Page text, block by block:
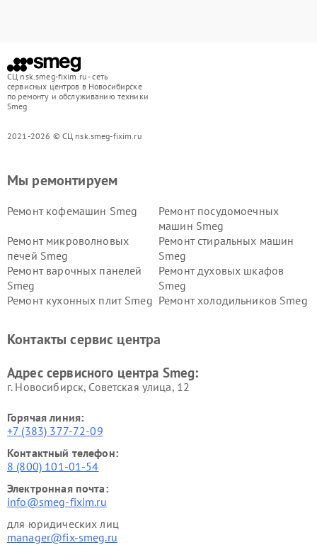
СЦ nsk.smeg-fixim.ru - сеть
сервисных центров в Новосибирске
по ремонту и обслуживанию техники
Smeg
2021-2026 © СЦ nsk.smeg-fixim.ru
Мы ремонтируем
Ремонт кофемашин Smeg
Ремонт посудомоечных
машин Smeg
Ремонт микроволновых
печей Smeg
Ремонт стиральных машин
Smeg
Ремонт варочных панелей
Smeg
Ремонт духовых шкафов
Smeg
Ремонт кухонных плит Smeg Ремонт холодильников Smeg
Контакты сервис центра
Адрес сервисного центра Smeg:
г. Новосибирск, Советская улица, 12
Горячая линия:
+7 (383) 377-72-09
Контактный телефон:
8 (800) 101-01-54
Электронная почта:
info@smeg-fixim.ru
для юридических лиц
manager@fix-smeg.ru